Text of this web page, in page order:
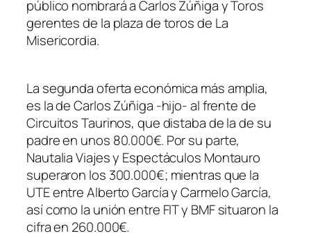
público nombrará a Carlos Zúñiga y Toros
gerentes de la plaza de toros de La
Misericordia.
La segunda oferta económica más amplia,
es la de Carlos Zúñiga -hijo- al frente de
Circuitos Taurinos, que distaba de la de su
padre en unos 80.000€. Por su parte,
Nautalia Viajes y Espectáculos Montauro
superaron los 300.000€; mientras que la
UTE entre Alberto García y Carmelo García,
así como la unión entre FIT y BMF situaron la
cifra en 260.000€.